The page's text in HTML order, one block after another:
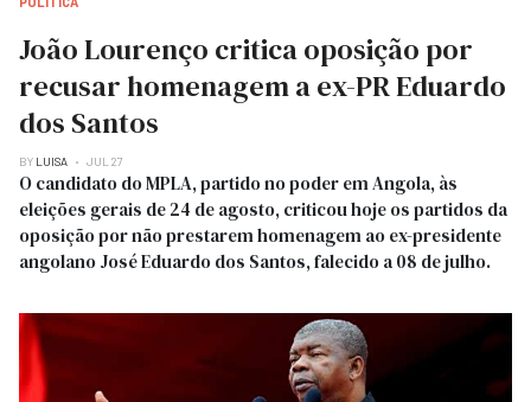
João Lourenço critica oposição por
recusar homenagem a ex-PR Eduardo
dos Santos
BY LUISA JUL 27
O candidato do MPLA, partido no poder em Angola, às
eleições gerais de 24 de agosto, criticou hoje os partidos da
oposição por não prestarem homenagem ao ex-presidente
angolano José Eduardo dos Santos, falecido a 08 de julho.